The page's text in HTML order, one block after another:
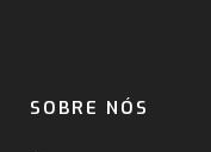
SOBRE NÓS